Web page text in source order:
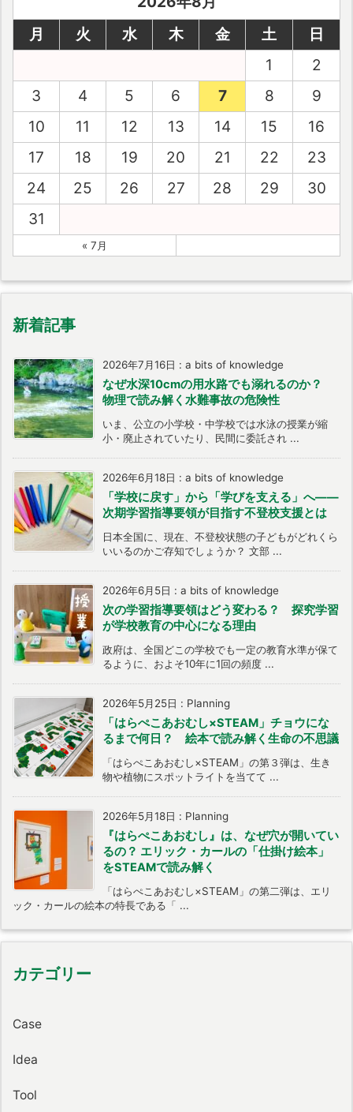
月
火 水 木 金 土
日
1
2
3
4 5 6 7 8
9
10
11 12 13 14 15
16
17
18 19 20 21 22
23
24
25 26 27 28 29
30
31
« 7月
新着記事
2026年7月16日 : a bits of knowledge
なぜ水深10cmの用水路でも溺れるのか？
物理で読み解く水難事故の危険性
いま、公立の小学校・中学校では水泳の授業が縮
小・廃止されていたり、民間に委託され ...
2026年6月18日 : a bits of knowledge
「学校に戻す」から「学びを支える」へ――
次期学習指導要領が目指す不登校支援とは
日本全国に、現在、不登校状態の子どもがどれくら
いいるのかご存知でしょうか？ 文部 ...
2026年6月5日 : a bits of knowledge
次の学習指導要領はどう変わる？ 探究学習
が学校教育の中心になる理由
政府は、全国どこの学校でも一定の教育水準が保て
るように、およそ10年に1回の頻度 ...
2026年5月25日 : Planning
「はらぺこあおむし×STEAM」チョウにな
るまで何日？ 絵本で読み解く生命の不思議
「はらぺこあおむし×STEAM」の第３弾は、生き
物や植物にスポットライトを当てて ...
2026年5月18日 : Planning
『はらぺこあおむし』は、なぜ穴が開いてい
るの？ エリック・カールの「仕掛け絵本」
をSTEAMで読み解く
「はらぺこあおむし×STEAM」の第二弾は、エリ
ック・カールの絵本の特長である「 ...
カテゴリー
Case
Idea
Tool